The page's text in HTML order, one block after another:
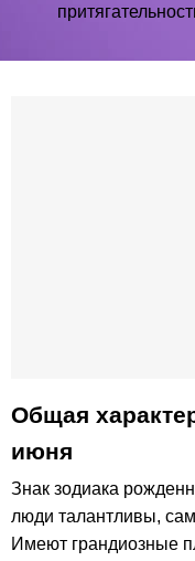
Общая
июня
Знак зодиака
люди талантливы,
Имеют грандиозные